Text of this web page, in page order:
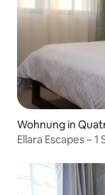
Wohnung in
Ellara Escapes –